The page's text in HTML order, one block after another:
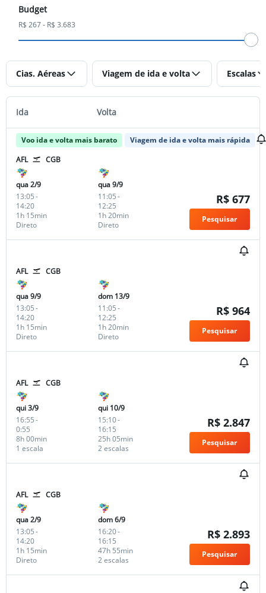
Budget
R$ 267 - R$ 3.683
Cias. Aéreas Viagem de ida e volta Escalas
Ida Volta
Voo ida e volta mais barato
Viagem de ida e volta mais rápida
AFL
CGB
qua 2/9
13:05-
14:20
Direto
1h 15min
qua 9/9
11:05-
12:25
Direto
1h 20min
R$ 677
Pesquisar
AFL CGB
qua 9/9
13:05-
14:20
Direto
1h 15min
dom 13/9
11:05-
12:25
Direto
1h 20min
R$ 964
Pesquisar
AFL CGB
qui 3/9
16:55-
0:55
1 escala
8h 00min
qui 10/9
15:10-
16:15
2 escalas
25h 05min
R$ 2.847
Pesquisar
AFL CGB
qua 2/9
13:05-
14:20
Direto
1h 15min
dom 6/9
16:20-
16:15
2 escalas
47h 55min
R$ 2.893
Pesquisar